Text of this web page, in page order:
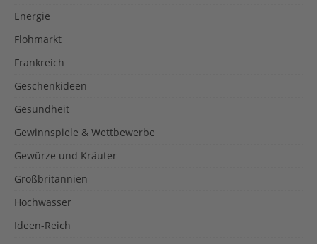
Energie
Flohmarkt
Frankreich
Geschenkideen
Gesundheit
Gewinnspiele & Wettbewerbe
Gewürze und Kräuter
Großbritannien
Hochwasser
Ideen-Reich